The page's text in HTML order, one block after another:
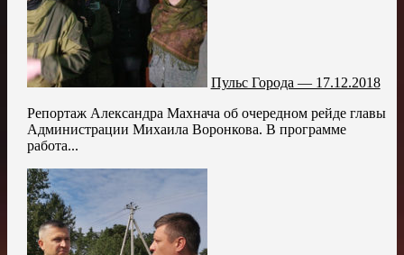
Пульс Города — 17.12.2018
Репортаж Александра Махнача об очередном рейде главы
Администрации Михаила Воронкова. В программе
работа...